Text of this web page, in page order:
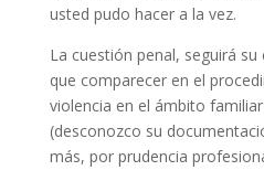
usted pudo hacer a la vez.
La cuestión penal, seguirá
que comparecer en el
violencia en el ámbito
(desconozco su
más, por prudencia